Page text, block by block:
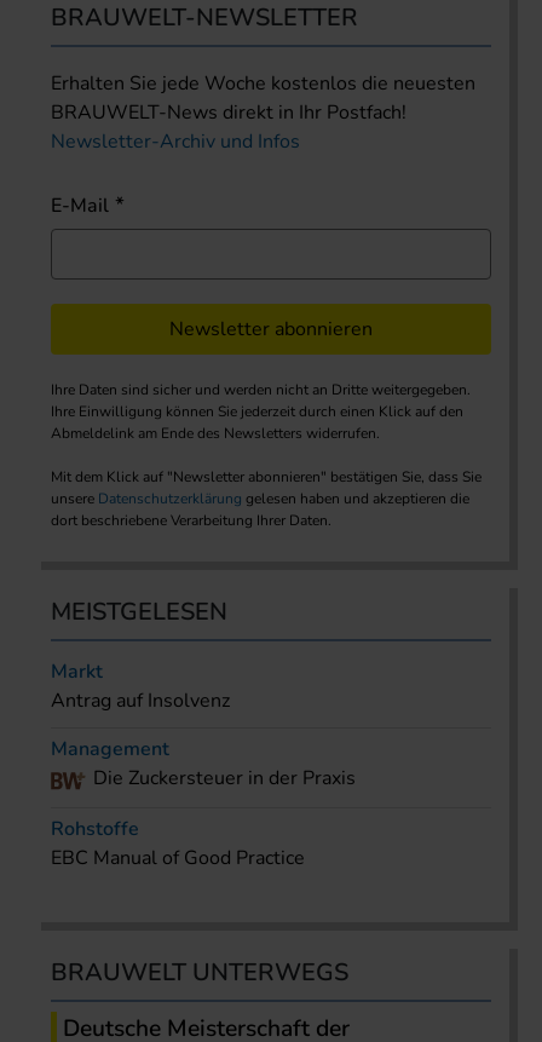
BRAUWELT-NEWSLETTER
Erhalten Sie jede Woche kostenlos die neuesten
BRAUWELT-News direkt in Ihr Postfach!
Newsletter-Archiv und Infos
E-Mail
Newsletter abonnieren
Ihre Daten sind sicher und werden nicht an Dritte weitergegeben.
Ihre Einwilligung können Sie jederzeit durch einen Klick auf den
Abmeldelink am Ende des Newsletters widerrufen.
Mit dem Klick auf "Newsletter abonnieren" bestätigen Sie, dass Sie
unsere Datenschutzerklärung gelesen haben und akzeptieren die
dort beschriebene Verarbeitung Ihrer Daten.
MEISTGELESEN
Markt
Antrag auf Insolvenz
Management
Die Zuckersteuer in der Praxis
Rohstoffe
EBC Manual of Good Practice
BRAUWELT UNTERWEGS
Deutsche Meisterschaft der